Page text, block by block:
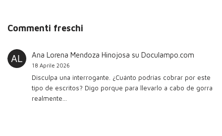
Commenti freschi
Ana Lorena Mendoza Hinojosa su Doculampo.com
18 Aprile 2026
Disculpa una interrogante. ¿Cuánto podrías cobrar por este
tipo de escritos? Digo porque para llevarlo a cabo de gorra
realmente…